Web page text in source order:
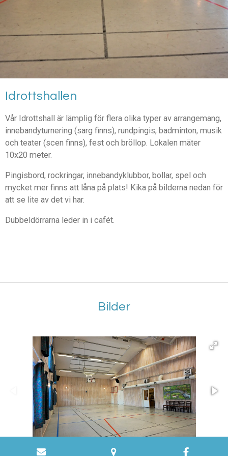
Idrottshallen
Vår Idrottshall är lämplig för flera olika typer av arrangemang,
innebandyturnering (sarg finns), rundpingis, badminton, musik
och teater (scen finns), fest och bröllop. Lokalen mäter
10x20 meter.
Pingisbord, rockringar, innebandyklubbor, bollar, spel och
mycket mer finns att låna på plats! Kika på bilderna nedan för
att se lite av det vi har.
Dubbeldörrarna leder in i cafét.
Bilder